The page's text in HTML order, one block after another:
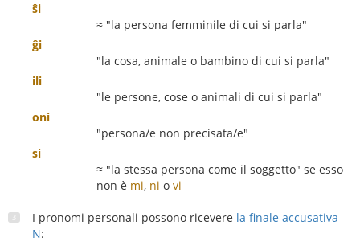
ŝi
≈ "la persona femminile di cui si parla"
ĝi
"la cosa, animale o bambino di cui si parla"
ili
"le persone, cose o animali di cui si parla"
oni
"persona/e non precisata/e"
si
≈ "la stessa persona come il soggetto" se esso
non è mi, ni o vi
I pronomi personali possono ricevere la finale accusativa
N: